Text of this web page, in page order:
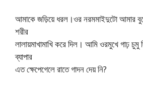
আমাকে জড়িয়ে ধরল।ওর নরমমাইদুটো আমার
শরীর
লালায়মাখামাখি করে দিল। আমি ওরমুখে গাঢ় চুমু
ব্যাপার
এত ক্ষেপেগেলে রাতে গাদন দেয় নি?